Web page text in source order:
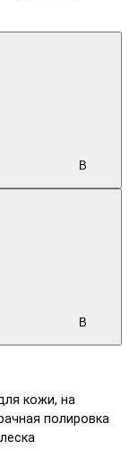
В
В
кожи, на
полировка